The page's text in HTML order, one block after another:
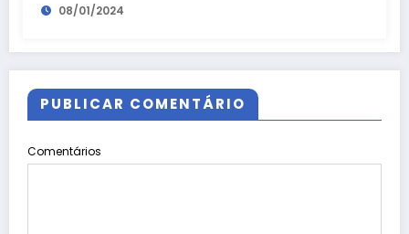
08/01/2024
PUBLICAR COMENTÁRIO
Comentários